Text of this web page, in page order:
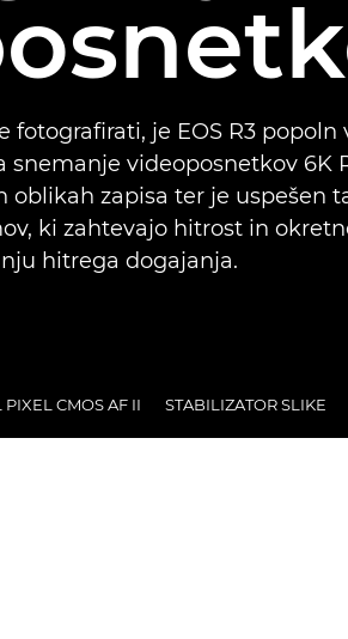
fotografirati, je EOS R3 popoln
videoposnetkov 6K
oblikah zapisa ter je uspešen
ki zahtevajo hitrost in
hitrega dogajanja.
CMOS AF II STABILIZATOR SLIKE